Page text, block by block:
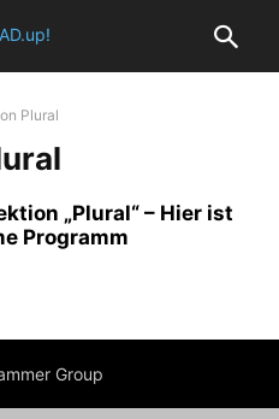
Plural
„Plural“ – Hier ist
Programm
Group